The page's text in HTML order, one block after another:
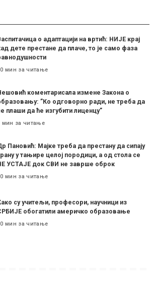
о адаптацији на вртић: НИЈЕ крај
дете престане да плаче, то је само фаза
мин за читање
коментарисала измене Закона о
”Ко одговорно ради, не треба да
плаши да ће изгубити лиценцу”
мин за читање
Пановић: Мајке треба да престану да сипају
у тањире целој породици, а од стола се
УСТАЈЕ док СВИ не заврше оброк
мин за читање
су учитељи, професори, научници из
обогатили америчко образовање
мин за читање